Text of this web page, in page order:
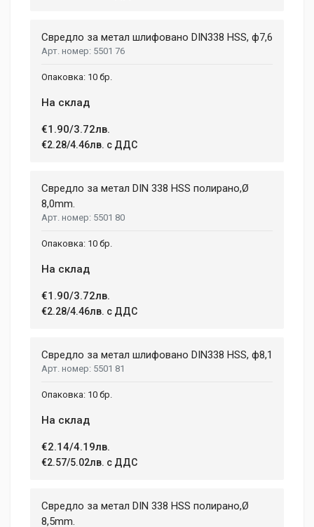
Свредло за метал шлифовано DIN338 HSS, ф7,6
5501 76
10 бр.
На склад
€1.90/3.72лв.
€2.28/4.46лв. с ДДС
Свредло за метал DIN 338 HSS полирано,Ø
8,0mm.
5501 80
10 бр.
На склад
€1.90/3.72лв.
€2.28/4.46лв. с ДДС
Свредло за метал шлифовано DIN338 HSS, ф8,1
5501 81
10 бр.
На склад
€2.14/4.19лв.
€2.57/5.02лв. с ДДС
Свредло за метал DIN 338 HSS полирано,Ø
8,5mm.